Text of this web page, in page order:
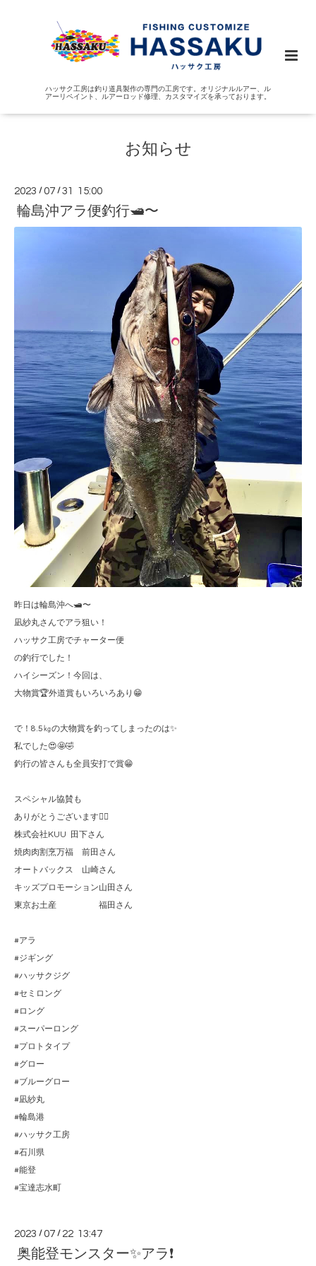
ハッサク工房は釣り道具製作の専門の工房です。オリジナルルアー、ル
アーリペイント、ルアーロッド修理、カスタマイズを承っております。
お知らせ
2023 /07 /31 15:00
輪島沖アラ便釣行🛥️〜
昨日は輪島沖へ🛥️〜
凪紗丸さんでアラ狙い！
ハッサク工房でチャーター便
の釣行でした！
ハイシーズン！今回は、
大物賞🏆外道賞もいろいろあり😁
で！8.5㎏の大物賞を釣ってしまったのは✨
私でした😍🤩🤣
釣行の皆さんも全員安打で賞😁
スペシャル協賛も
ありがとうございます🙇‍♂️
株式会社KUU 田下さん
焼肉肉割烹万福 前田さん
オートバックス 山崎さん
キッズプロモーション山田さん
東京お土産 福田さん
#アラ
#ジギング
#ハッサクジグ
#セミロング
#ロング
#スーパーロング
#プロトタイプ
#グロー
#ブルーグロー
#凪紗丸
#輪島港
#ハッサク工房
#石川県
#能登
#宝達志水町
2023 /07 / 22 13:47
奥能登モンスター✨アラ❗️